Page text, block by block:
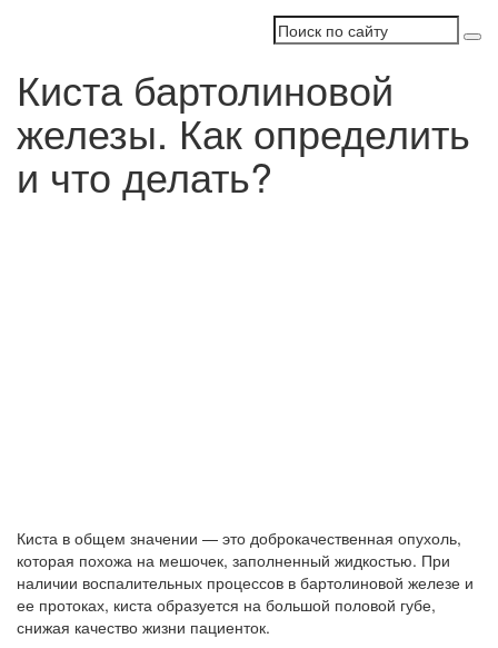
Киста бартолиновой
железы. Как определить
и что делать?
Киста в общем значении — это доброкачественная опухоль,
которая похожа на мешочек, заполненный жидкостью. При
наличии воспалительных процессов в бартолиновой железе и
ее протоках, киста образуется на большой половой губе,
снижая качество жизни пациенток.